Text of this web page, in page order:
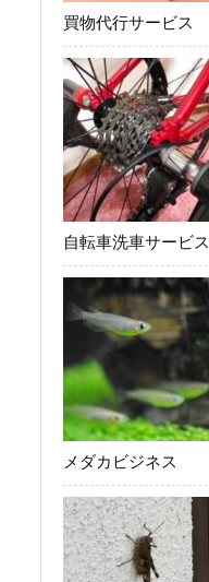
買物代行サービス
自転車洗車サービス
メダカビジネス